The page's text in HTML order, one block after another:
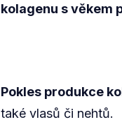
kolagenu s věkem
Pokles produkce
také vlasů či nehtů.